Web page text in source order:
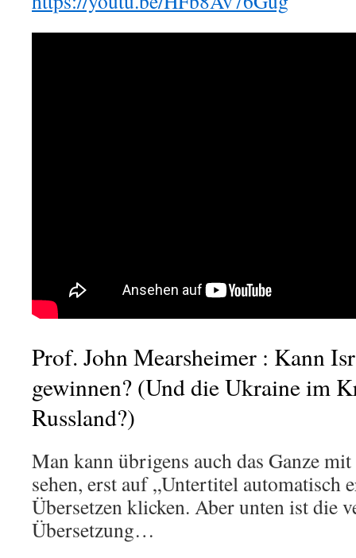
Prof. John Mearsheimer : Kann
gewinnen? (Und die Ukraine im
Russland?)
Man kann übrigens auch das Ganze
sehen, erst auf „Untertitel automatisch
Übersetzen klicken. Aber unten ist die
Übersetzung…